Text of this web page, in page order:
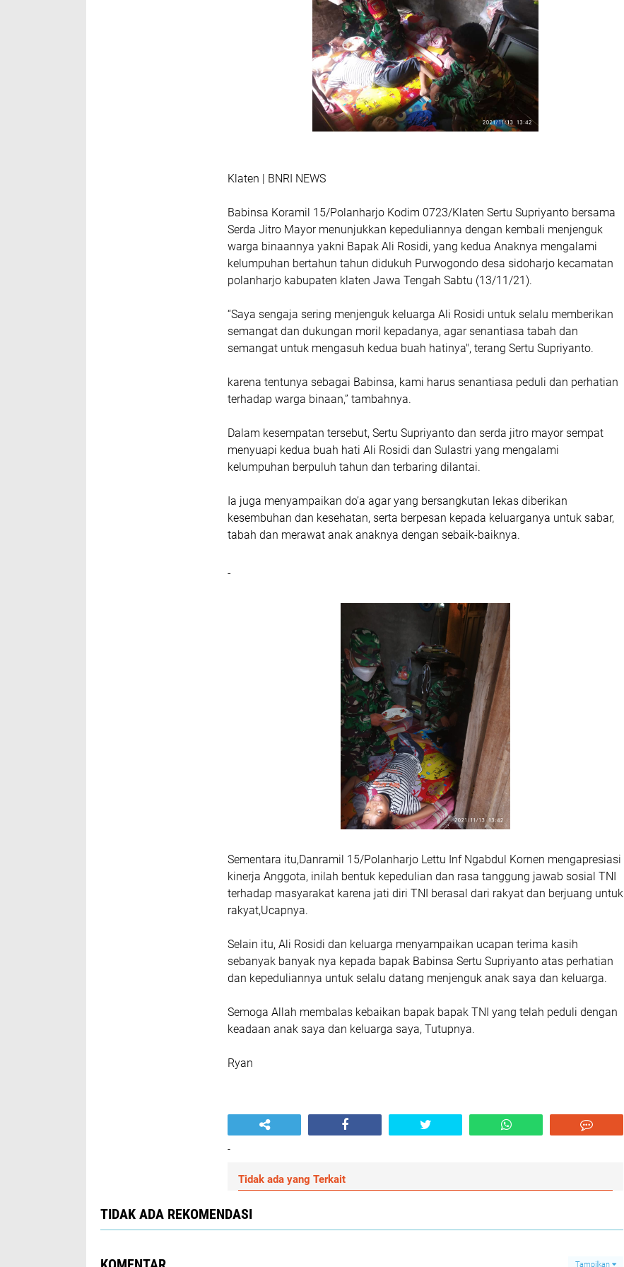
Klaten | BNRI NEWS
Babinsa Koramil 15/Polanharjo Kodim 0723/Klaten Sertu Supriyanto bersama
Serda Jitro Mayor menunjukkan kepeduliannya dengan kembali menjenguk
warga binaannya yakni Bapak Ali Rosidi, yang kedua Anaknya mengalami
kelumpuhan bertahun tahun didukuh Purwogondo desa sidoharjo kecamatan
polanharjo kabupaten klaten Jawa Tengah Sabtu (13/11/21).
“Saya sengaja sering menjenguk keluarga Ali Rosidi untuk selalu memberikan
semangat dan dukungan moril kepadanya, agar senantiasa tabah dan
semangat untuk mengasuh kedua buah hatinya", terang Sertu Supriyanto.
karena tentunya sebagai Babinsa, kami harus senantiasa peduli dan perhatian
terhadap warga binaan,” tambahnya.
Dalam kesempatan tersebut, Sertu Supriyanto dan serda jitro mayor sempat
menyuapi kedua buah hati Ali Rosidi dan Sulastri yang mengalami
kelumpuhan berpuluh tahun dan terbaring dilantai.
Ia juga menyampaikan do’a agar yang bersangkutan lekas diberikan
kesembuhan dan kesehatan, serta berpesan kepada keluarganya untuk sabar,
tabah dan merawat anak anaknya dengan sebaik-baiknya.
-
Sementara itu,Danramil 15/Polanharjo Lettu Inf Ngabdul Kornen mengapresiasi
kinerja Anggota, inilah bentuk kepedulian dan rasa tanggung jawab sosial TNI
terhadap masyarakat karena jati diri TNI berasal dari rakyat dan berjuang untuk
rakyat,Ucapnya.
Selain itu, Ali Rosidi dan keluarga menyampaikan ucapan terima kasih
sebanyak banyak nya kepada bapak Babinsa Sertu Supriyanto atas perhatian
dan kepeduliannya untuk selalu datang menjenguk anak saya dan keluarga.
Semoga Allah membalas kebaikan bapak bapak TNI yang telah peduli dengan
keadaan anak saya dan keluarga saya, Tutupnya.
Ryan
-
Tidak ada yang Terkait
TIDAK ADA REKOMENDASI
Tampilkan